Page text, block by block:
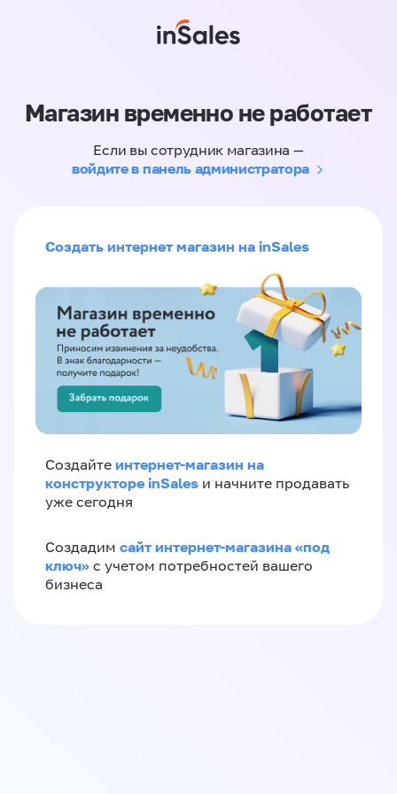
Магазин временно не работает
Если вы сотрудник магазина —
войдите в панель администратора
Создать интернет магазин на inSales
Создайте интернет-магазин на
конструкторе inSales и начните продавать
уже сегодня
Создадим сайт интернет-магазина «под
ключ» с учетом потребностей вашего
бизнеса